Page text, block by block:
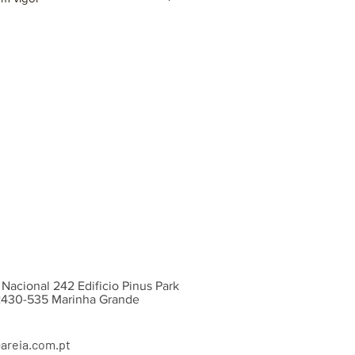
Nacional 242 Edificio Pinus Park
535 Marinha Grande